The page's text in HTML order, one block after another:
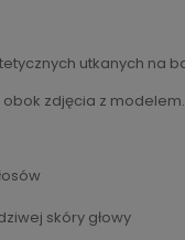
utkanych
zdjęcia z modelem.
skóry głowy